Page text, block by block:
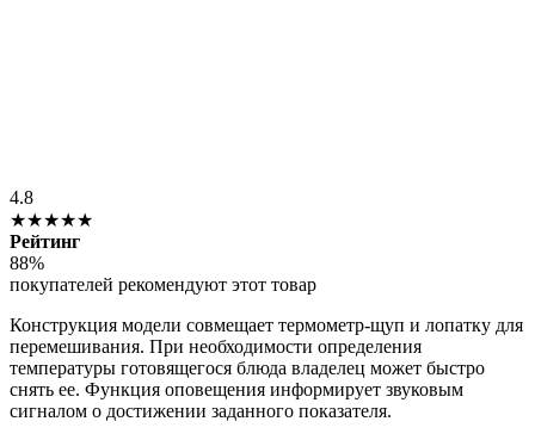
4.8
★★★★★
Рейтинг
88%
покупателей рекомендуют этот товар
Конструкция модели совмещает термометр-щуп и лопатку для
перемешивания. При необходимости определения
температуры готовящегося блюда владелец может быстро
снять ее. Функция оповещения информирует звуковым
сигналом о достижении заданного показателя.